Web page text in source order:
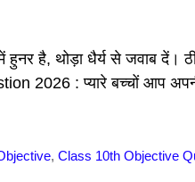
है, थोड़ा धैर्य से जवाब दें।
: प्यारे बच्चों आप अपनी
,Class 10th Objective